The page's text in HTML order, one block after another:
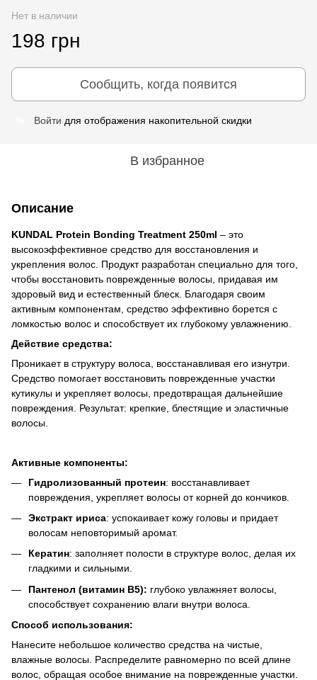
Нет в наличии
198 грн
Сообщить, когда появится
Войти для отображения накопительной скидки
В избранное
Описание
KUNDAL Protein Bonding Treatment 250ml – это
высокоэффективное средство для восстановления и
укрепления волос. Продукт разработан специально для того,
чтобы восстановить поврежденные волосы, придавая им
здоровый вид и естественный блеск. Благодаря своим
активным компонентам, средство эффективно борется с
ломкостью волос и способствует их глубокому увлажнению.
Действие средства:
Проникает в структуру волоса, восстанавливая его изнутри.
Средство помогает восстановить поврежденные участки
кутикулы и укрепляет волосы, предотвращая дальнейшие
повреждения. Результат: крепкие, блестящие и эластичные
волосы.
Активные компоненты:
Гидролизованный протеин: восстанавливает
повреждения, укрепляет волосы от корней до кончиков.
Экстракт ириса: успокаивает кожу головы и придает
волосам неповторимый аромат.
Кератин: заполняет полости в структуре волос, делая их
гладкими и сильными.
Пантенол (витамин B5): глубоко увлажняет волосы,
способствует сохранению влаги внутри волоса.
Способ использования:
Нанесите небольшое количество средства на чистые,
влажные волосы. Распределите равномерно по всей длине
волос, обращая особое внимание на поврежденные участки.